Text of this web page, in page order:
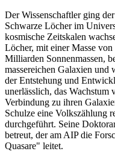
Der Wissenschaftler ging
Schwarze Löcher im
kosmische Zeitskalen
Löcher, mit einer Masse
Milliarden Sonnenmassen,
massereichen Galaxien
der Entstehung und
unerlässlich, das
Verbindung zu ihren
Schulze eine Volkszählung
durchgeführt. Seine
betreut, der am AIP die
Quasare" leitet.